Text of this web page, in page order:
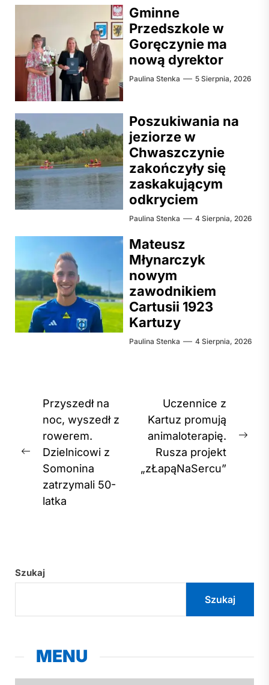
Gminne
Przedszkole w
Goręczynie ma
nową dyrektor
Paulina Stenka 5 Sierpnia, 2026
Poszukiwania na
jeziorze w
Chwaszczynie
zakończyły się
zaskakującym
odkryciem
Paulina Stenka 4 Sierpnia, 2026
Mateusz
Młynarczyk
nowym
zawodnikiem
Cartusii 1923
Kartuzy
Paulina Stenka 4 Sierpnia, 2026
Nawigacja
wpisu
Previous
post:
Przyszedł na
noc, wyszedł z
rowerem.
Dzielnicowi z
Somonina
zatrzymali 50-
latka
Uczennice z
Kartuz promują
animaloterapię.
Rusza projekt
„zŁapąNaSercu”
Szukaj
Szukaj
MENU